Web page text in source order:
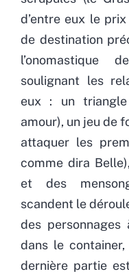
d’entre eux le
de destination
l’onomastique
soulignant les
eux : un
amour), un jeu de
attaquer les
comme dira
et des
scandent le
des
dans le container,
dernière partie